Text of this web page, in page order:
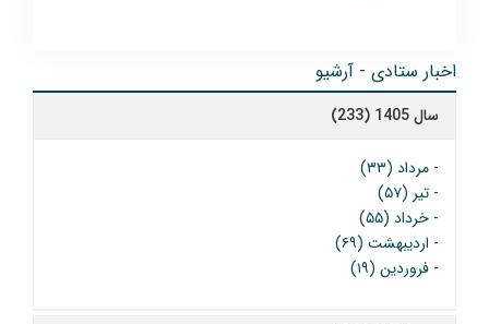
اخبار ستادی - آرشیو
سال 1405 (233)
- مرداد (۳۳)
- تیر (۵۷)
- خرداد (۵۵)
- اردیبهشت (۶۹)
- فروردین (۱۹)